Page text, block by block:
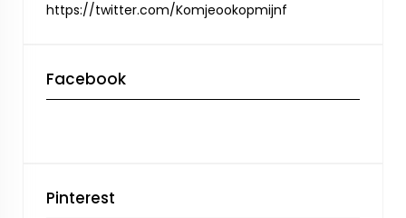
https://twitter.com/Komjeookopmijnf
Facebook
Pinterest